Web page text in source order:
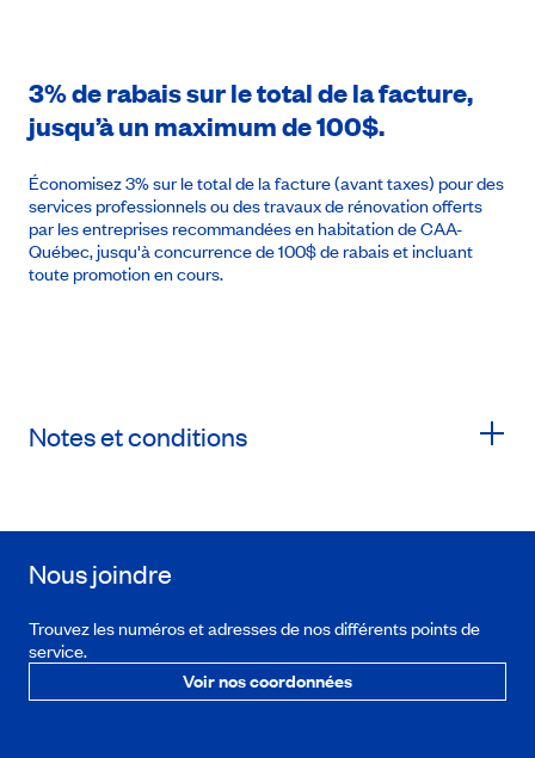
3% de rabais sur le total de la facture,
jusqu’à un maximum de 100$.
Économisez 3% sur le total de la facture (avant taxes) pour des
services professionnels ou des travaux de rénovation offerts
par les entreprises recommandées en habitation de CAA-
Québec, jusqu'à concurrence de 100$ de rabais et incluant
toute promotion en cours.
Notes et conditions
Nous joindre
Trouvez les numéros et adresses de nos différents points de
service.
Voir nos coordonnées